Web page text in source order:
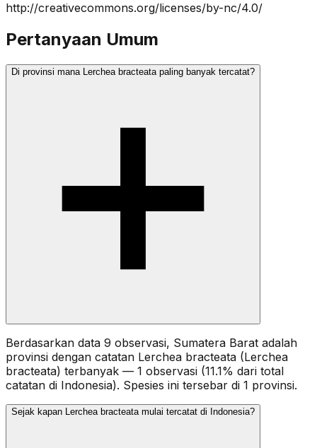
http://creativecommons.org/licenses/by-nc/4.0/
Pertanyaan Umum
Di provinsi mana Lerchea bracteata paling banyak tercatat?
Berdasarkan data 9 observasi, Sumatera Barat adalah
provinsi dengan catatan Lerchea bracteata (Lerchea
bracteata) terbanyak — 1 observasi (11.1% dari total
catatan di Indonesia). Spesies ini tersebar di 1 provinsi.
Sejak kapan Lerchea bracteata mulai tercatat di Indonesia?